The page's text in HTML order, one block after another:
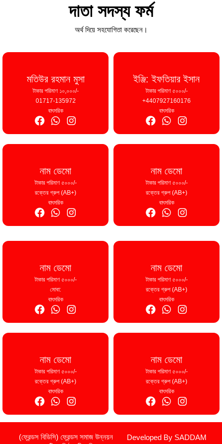
দাতা সদস্য ফর্ম
অর্থ দিয়ে সহযোগিতা করেছেন।
মতিউর রহমান মুসা
টাকার পরিমাণ ১০,০০০/-
01717-135972
বাৎসরিক
নাম ডেমো
টাকার পরিমাণ ৫০০০/-
রক্তের গ্রুপ (AB+)
বাৎসরিক
ইঞ্জি: ইফতিয়ার ইসান
টাকার পরিমাণ ৫০০০/-
+4407927160176
বাৎসরিক
নাম ডেমো
টাকার পরিমাণ ৫০০০/-
রক্তের গ্রুপ (AB+)
বাৎসরিক
নাম ডেমো
টাকার পরিমাণ ৫০০০/-
মোবা:
বাৎসরিক
নাম ডেমো
টাকার পরিমাণ ৫০০০/-
রক্তের গ্রুপ (AB+)
বাৎসরিক
নাম ডেমো
টাকার পরিমাণ ৫০০০/-
রক্তের গ্রুপ (AB+)
বাৎসরিক
নাম ডেমো
টাকার পরিমাণ ৫০০০/-
রক্তের গ্রুপ (AB+)
বাৎসরিক
(ফ্রেন্ডস বিডিসি) ফ্রেন্ডস সমাজ উন্নয়ন
Developed By SADDAM